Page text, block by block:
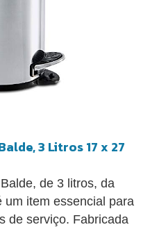
3 Litros 17 x 27
de 3 litros, da
um item essencial para
de serviço. Fabricada